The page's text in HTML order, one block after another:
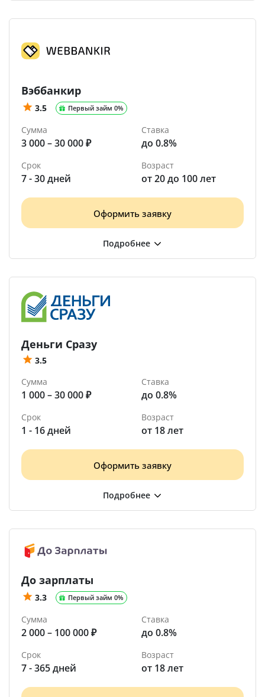
Вэббанкир
3.5 Первый займ 0%
Сумма
3 000 – 30 000 ₽
Ставка
до 0.8%
Срок
7 - 30 дней
Возраст
от 20 до 100 лет
Оформить заявку
Деньги Сразу
3.5
Сумма
1 000 – 30 000 ₽
Ставка
до 0.8%
Срок
1 - 16 дней
Возраст
от 18 лет
Оформить заявку
До зарплаты
3.3 Первый займ 0%
Сумма
2 000 – 100 000 ₽
Ставка
до 0.8%
Срок
7 - 365 дней
Возраст
от 18 лет